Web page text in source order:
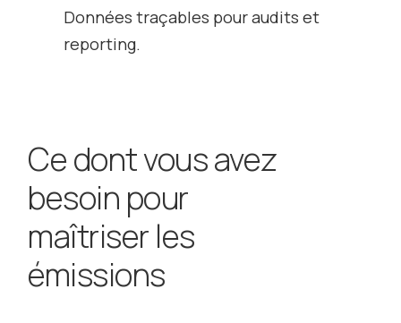
Données traçables pour audits et
reporting.
Ce dont vous avez
besoin pour
maîtriser les
émissions